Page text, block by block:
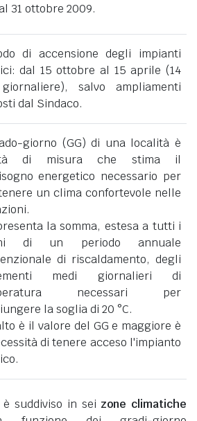
31 ottobre 2009.
di accensione degli impianti
dal 15 ottobre al 15 aprile (14
salvo ampliamenti
dal Sindaco.
giorno (GG) di una località è
di misura che stima il
energetico necessario per
un clima confortevole nelle
la somma, estesa a tutti i
di un periodo annuale
di riscaldamento, degli
medi giornalieri di
necessari per
la soglia di 20 °C.
è il valore del GG e maggiore è
di tenere acceso l'impianto
suddiviso in sei zone climatiche